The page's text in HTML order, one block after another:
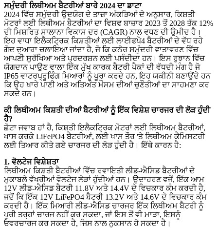
ਸਮੁੰਦਰੀ ਲਿਥੀਅਮ ਬੈਟਰੀਆਂ ਬਾਰੇ 2024 ਦਾ ਡਾਟਾ
2024 ਵਿੱਚ ਸਮੁੰਦਰੀ ਉਦਯੋਗ ਦੇ ਤਾਜ਼ਾ ਅੰਕੜਿਆਂ ਦੇ ਅਨੁਸਾਰ, ਕਿਸ਼ਤੀ
ਮੋਟਰਾਂ ਲਈ ਲਿਥੀਅਮ ਬੈਟਰੀਆਂ ਦਾ ਵਿਸ਼ਵ ਬਾਜ਼ਾਰ 2023 ਤੋਂ 2028 ਤੱਕ 12%
ਦੀ ਮਿਸ਼ਰਿਤ ਸਾਲਾਨਾ ਵਿਕਾਸ ਦਰ (CAGR) ਨਾਲ ਵਧਣ ਦੀ ਉਮੀਦ ਹੈ।
ਇਹ ਵਾਧਾ ਇਲੈਕਟ੍ਰਿਕ ਕਿਸ਼ਤੀਆਂ ਲਈ ਲਾਈਫਪੋ4 ਬੈਟਰੀਆਂ ਦੇ ਵੱਧ ਰਹੇ
ਗੋਦ ਦੁਆਰਾ ਚਲਾਇਆ ਜਾਂਦਾ ਹੈ, ਜੋ ਕਿ ਕਠੋਰ ਸਮੁੰਦਰੀ ਵਾਤਾਵਰਣ ਵਿੱਚ
ਆਪਣੀ ਸੁਰੱਖਿਆ ਅਤੇ ਪ੍ਰਦਰਸ਼ਨ ਲਈ ਪਸੰਦੀਦਾ ਹਨ। ਇਸ ਰੁਝਾਨ ਵਿੱਚ
ਯੋਗਦਾਨ ਪਾਉਣ ਵਾਲਾ ਇੱਕ ਮੁੱਖ ਕਾਰਕ ਬੈਟਰੀ ਪੈਕਾਂ ਦੀ ਵੱਧਦੀ ਮੰਗ ਹੈ ਜੋ
IP65 ਵਾਟਰਪ੍ਰੂਫਿੰਗ ਮਿਆਰਾਂ ਨੂੰ ਪੂਰਾ ਕਰਦੇ ਹਨ, ਇਹ ਯਕੀਨੀ ਬਣਾਉਂਦੇ ਹਨ
ਕਿ ਉਹ ਖਾਰੇ ਪਾਣੀ ਅਤੇ ਅਤਿਅੰਤ ਮੌਸਮ ਦੀਆਂ ਚੁਣੌਤੀਆਂ ਦਾ ਸਾਹਮਣਾ ਕਰ
ਸਕਦੇ ਹਨ।
ਕੀ ਲਿਥੀਅਮ ਕਿਸ਼ਤੀ ਦੀਆਂ ਬੈਟਰੀਆਂ ਨੂੰ ਇੱਕ ਵਿਸ਼ੇਸ਼ ਚਾਰਜਰ ਦੀ ਲੋੜ ਹੁੰਦੀ
ਹੈ?
ਛੋਟਾ ਜਵਾਬ ਹਾਂ ਹੈ, ਕਿਸ਼ਤੀ ਇਲੈਕਟ੍ਰਿਕ ਮੋਟਰਾਂ ਲਈ ਲਿਥੀਅਮ ਬੈਟਰੀਆਂ,
ਖਾਸ ਕਰਕੇ LiFePO4 ਬੈਟਰੀਆਂ, ਲਈ ਖਾਸ ਤੌਰ 'ਤੇ ਲਿਥੀਅਮ ਕੈਮਿਸਟਰੀ
ਲਈ ਤਿਆਰ ਕੀਤੇ ਗਏ ਚਾਰਜਰ ਦੀ ਲੋੜ ਹੁੰਦੀ ਹੈ। ਇੱਥੇ ਕਾਰਨ ਹੈ:
1. ਵੋਲਟੇਜ ਵਿਸ਼ੇਸ਼ਤਾ
ਲਿਥੀਅਮ ਕਿਸ਼ਤੀ ਬੈਟਰੀਆਂ ਵਿੱਚ ਰਵਾਇਤੀ ਲੀਡ-ਐਸਿਡ ਬੈਟਰੀਆਂ ਦੇ
ਮੁਕਾਬਲੇ ਵੱਖਰੀਆਂ ਵੋਲਟੇਜ ਲੋੜਾਂ ਹੁੰਦੀਆਂ ਹਨ। ਉਦਾਹਰਣ ਵਜੋਂ, ਇੱਕ ਆਮ
12V ਲੀਡ-ਐਸਿਡ ਬੈਟਰੀ 11.8V ਅਤੇ 14.4V ਦੇ ਵਿਚਕਾਰ ਕੰਮ ਕਰਦੀ ਹੈ,
ਜਦੋਂ ਕਿ ਇੱਕ 12V LiFePO4 ਬੈਟਰੀ 13.2V ਅਤੇ 14.6V ਦੇ ਵਿਚਕਾਰ ਕੰਮ
ਕਰਦੀ ਹੈ। ਇੱਕ ਮਿਆਰੀ ਲੀਡ-ਐਸਿਡ ਚਾਰਜਰ ਇੱਕ ਲਿਥੀਅਮ ਬੈਟਰੀ ਨੂੰ
ਪੂਰੀ ਤਰ੍ਹਾਂ ਚਾਰਜ ਨਹੀਂ ਕਰ ਸਕਦਾ, ਜਾਂ ਇਸ ਤੋਂ ਵੀ ਮਾੜਾ, ਇਸਨੂੰ
ਓਵਰਚਾਰਜ ਕਰ ਸਕਦਾ ਹੈ, ਜਿਸ ਨਾਲ ਨੁਕਸਾਨ ਹੋ ਸਕਦਾ ਹੈ।